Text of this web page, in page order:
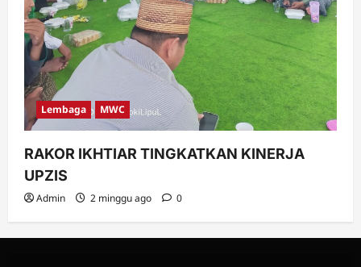
Lembaga MWC
RAKOR IKHTIAR TINGKATKAN KINERJA
UPZIS
Admin 2 minggu ago 0